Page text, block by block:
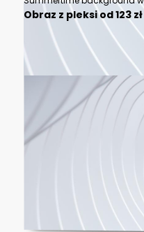
Obraz z pleksi od 123 zł